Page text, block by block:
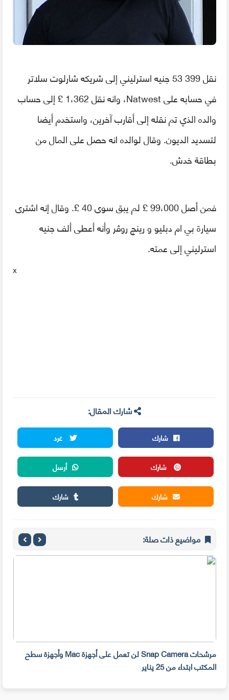
نقل 399 53 جنيه استرليني إلى شريكه شارلوت سلاتر
فيحسابه علىNatwest
، وانه نقل 1،362 £ إلى حساب
والده الذي تم نقله إلى أقارب آخرين، واستخدم أيضا
لتسديد الديون. وقال لوالده انه حصل علىالمالمن
بطاقة خدش.
فمن أصل 99،000 £ لم يبق سوى 40 £. وقال إنه اشترى
سيارة بي ام دبليو و رينج روڤر وأنه أعطى ألف جنيه
استرليني إلىعمته.
x
شارك المقال:
شارك
غرد
شارك
أرسل
شارك
شارك
مواضيع ذات صلة:
مرشحات Snap Camera لن تعمل على أجهزة Mac وأجهزة سطح
المكتب ابتداء من 25 يناير